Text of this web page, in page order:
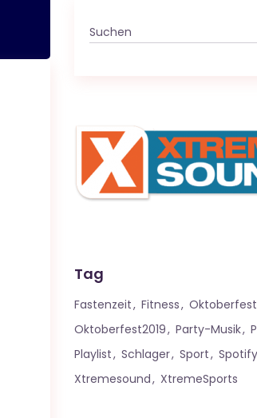
Search
for:
Tag
Fastenzeit Fitness
Oktoberfest
Oktoberfest2019
Party-Musik
Playlist
Schlager Sport Spotify
Xtremesound
XtremeSports